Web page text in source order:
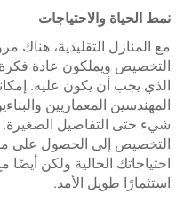
نمط الحياة والاحتياجات
مع المنازل التقليدية، هناك
التخصيص ويملكون عادة
الذي يجب أن يكون عليه.
المهندسين المعماريين
شيء حتى التفاصيل الصغيرة.
التخصيص إلى الحصول على
احتياجاتك الحالية ولكن أيضًا
استثمارًا طويل الأمد.